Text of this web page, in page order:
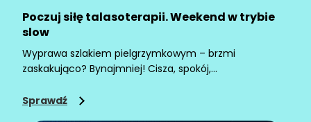
Poczuj siłę talasoterapii. Weekend w trybie
slow
Wyprawa szlakiem pielgrzymkowym – brzmi
zaskakująco? Bynajmniej! Cisza, spokój,
nie jesteście przekonani, to w północnych
Sprawdź